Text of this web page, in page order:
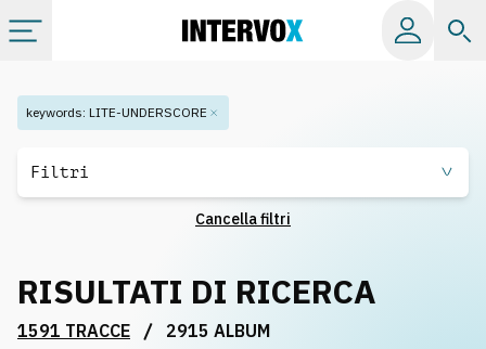
Categorie
Playlist
keywords: LITE-UNDERSCORE
Filtri
Cancella filtri
RISULTATI DI RICERCA
1591 TRACCE / 2915 ALBUM